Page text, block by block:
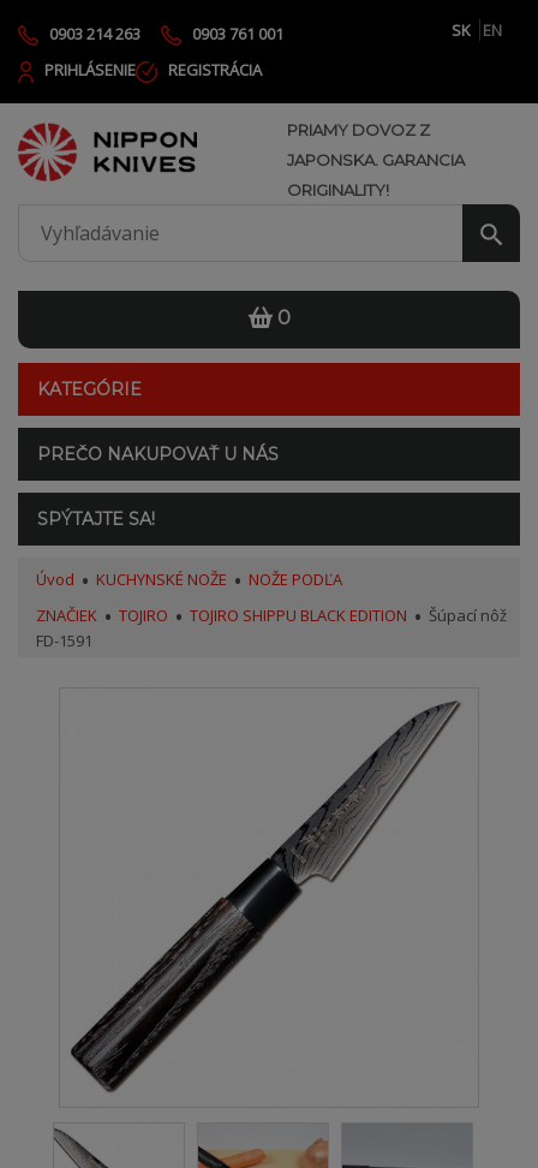
0903 214 263 0903 761 001 SK
EN
PRIHLÁSENIE
REGISTRÁCIA
PRIAMY DOVOZ Z
JAPONSKA. GARANCIA
ORIGINALITY!
0
KATEGÓRIE
PREČO NAKUPOVAŤ U NÁS
SPÝTAJTE SA!
Úvod KUCHYNSKÉ NOŽE
NOŽE PODĽA
ZNAČIEK
TOJIRO TOJIRO SHIPPU BLACK EDITION
Šúpací nôž
FD-1591